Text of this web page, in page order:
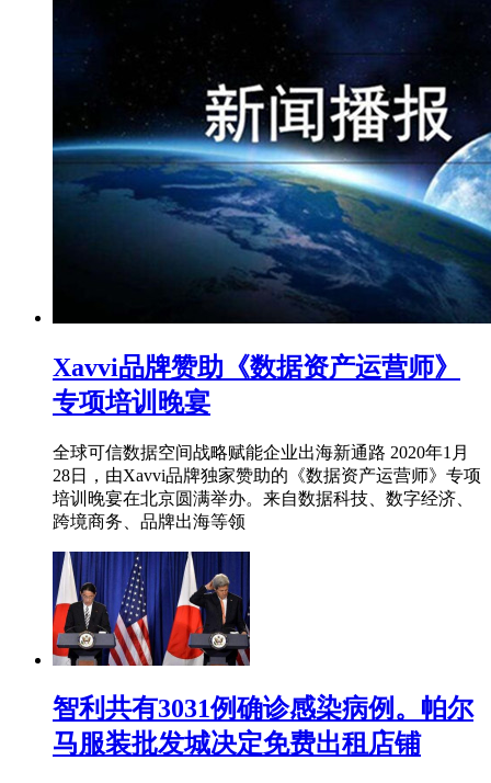
Xavvi品牌赞助《数据资产运营师》
专项培训晚宴
全球可信数据空间战略赋能企业出海新通路 2020年1月
28日，由Xavvi品牌独家赞助的《数据资产运营师》专项
培训晚宴在北京圆满举办。来自数据科技、数字经济、
跨境商务、品牌出海等领
智利共有3031例确诊感染病例。帕尔
马服装批发城决定免费出租店铺